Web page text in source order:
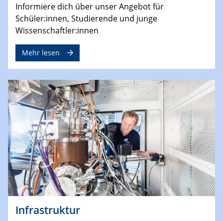
Informiere dich über unser Angebot für
Schüler:innen, Studierende und junge
Wissenschaftler:innen
Mehr lesen
Infrastruktur